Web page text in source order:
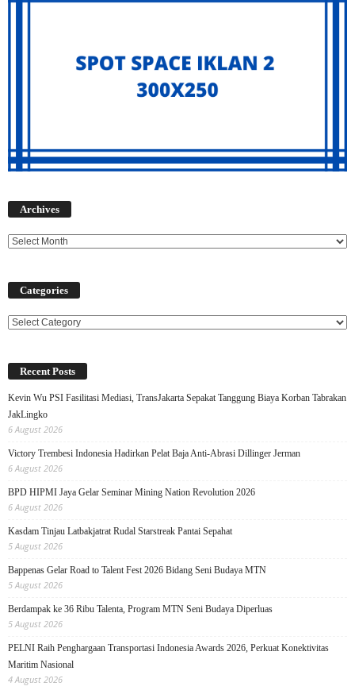
Archives
Categories
Categories
Recent Posts
Kevin Wu PSI Fasilitasi Mediasi, TransJakarta Sepakat Tanggung Biaya Korban Tabrakan
JakLingko
6 August 2026
Victory Trembesi Indonesia Hadirkan Pelat Baja Anti-Abrasi Dillinger Jerman
6 August 2026
BPD HIPMI Jaya Gelar Seminar Mining Nation Revolution 2026
6 August 2026
Kasdam Tinjau Latbakjatrat Rudal Starstreak Pantai Sepahat
5 August 2026
Bappenas Gelar Road to Talent Fest 2026 Bidang Seni Budaya MTN
5 August 2026
Berdampak ke 36 Ribu Talenta, Program MTN Seni Budaya Diperluas
5 August 2026
PELNI Raih Penghargaan Transportasi Indonesia Awards 2026, Perkuat Konektivitas
Maritim Nasional
4 August 2026